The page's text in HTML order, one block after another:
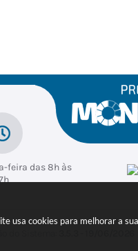
usa cookies para melhorar a
feira das 8h às